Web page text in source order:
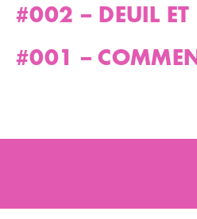
#002 – DEUIL ET
#001 –